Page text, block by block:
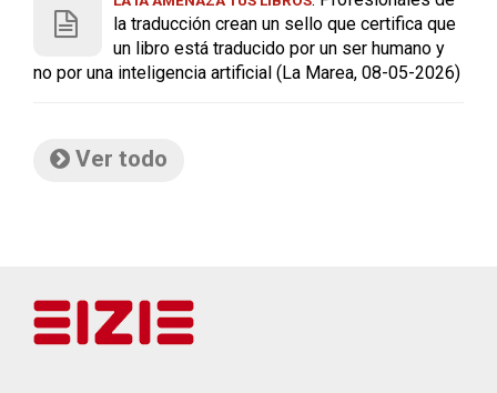
la traducción crean un sello que certifica que
un libro está traducido por un ser humano y
no por una inteligencia artificial (La Marea, 08-05-2026)
Ver todo